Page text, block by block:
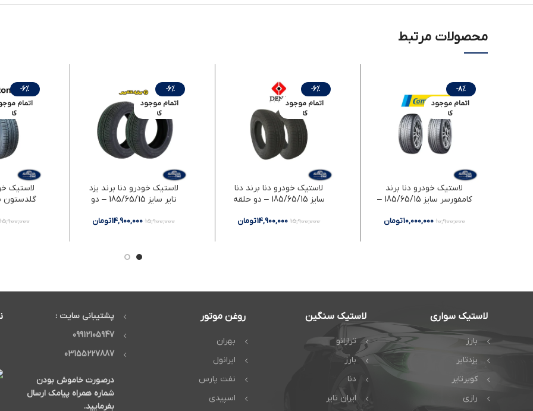
محصولات مرتبط
-8%
اتمام موجود
ی
لاستیک خودرو دنا برند
کامفورسر سایز 185/65/15 –
10,900,000
10,000,000تومان
-6%
اتمام موجود
ی
لاستیک خودرو دنا برند دنا
سایز 185/65/15 – دو حلقه
15,900,000
14,900,000تومان
-6%
اتمام موجود
ی
لاستیک خودرو دنا برند یزد
تایر سایز 185/65/15 – دو
15,900,000
14,900,000تومان
-6%
اتمام
ی
لاستیک
15,900,000
لاستیک سواری
بارز
یزدتایر
کویرتایر
رازی
لاستیک سنگین
ترازانو
بارز
دنا
ایران تایر
روغن موتور
بهران
ایرانول
نفت پارس
اسپیدی
پشتیبانی سایت :
09912105947
03155227887
درصورت خاموش بودن
شماره همراه پیامک ارسال
بفرمایید.